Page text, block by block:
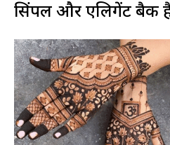
सिंपल और एलिगेंट बैक